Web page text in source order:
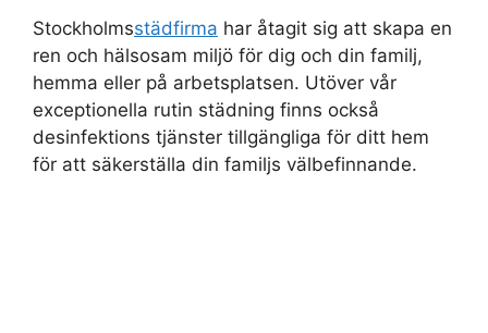
Stockholmsstädfirma har åtagit sig att skapa en
ren och hälsosam miljö för dig och din familj,
hemma eller på arbetsplatsen. Utöver vår
exceptionella rutin städning finns också
desinfektions tjänster tillgängliga för ditt hem
för att säkerställa din familjs välbefinnande.